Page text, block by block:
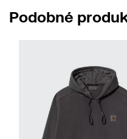
Podobné